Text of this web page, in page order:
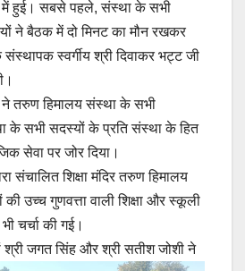
में हुई। सबसे पहले, संस्था के सभी
ने बैठक में दो मिनट का मौन रखकर
स्वर्गीय श्री दिवाकर भट्ट जी
ने तरुण हिमालय संस्था के सभी
के सभी सदस्यों के प्रति संस्था के हित
सेवा पर जोर दिया।
संचालित शिक्षा मंदिर तरुण हिमालय
उच्च गुणवत्ता वाली शिक्षा और स्कूली
चर्चा की गई।
श्री जगत सिंह और श्री सतीश जोशी ने